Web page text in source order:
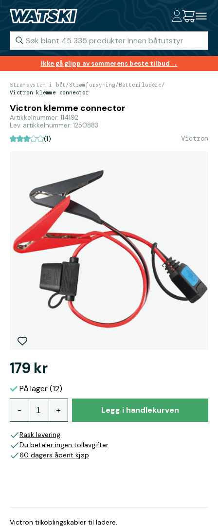
Ikke gå glipp av sommerens beste tilbud →
Strømsystem i båt /Strømforsyning/Batteriladere/
Victron klemme connector
Victron klemme connector
Artikkelnummer: 114192
Lev. artikkelnummer: 1250883
(1) Victron
179 kr
På lager (12)
Legg i handlekurven
Rask levering
Du betaler ingen tollavgifter
60 dagers åpent kjøp
Victron tilkoblingskabler til ladere.